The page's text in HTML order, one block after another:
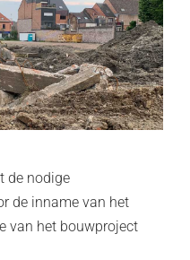
de nodige
de inname van het
van het bouwproject